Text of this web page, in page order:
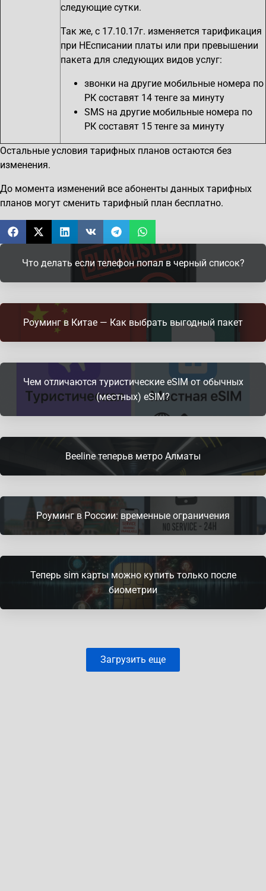
следующие сутки.
Так же, с 17.10.17г. изменяется тарификация
при НЕсписании платы или при превышении
пакета для следующих видов услуг:
звонки на другие мобильные номера по
РК составят 14 тенге за минуту
SMS на другие мобильные номера по
РК составят 15 тенге за минуту
Остальные условия тарифных планов остаются без
изменения.
До момента изменений все абоненты данных тарифных
планов могут сменить тарифный план бесплатно.
Что делать если телефон попал в черный список?
Роуминг в Китае — Как выбрать выгодный пакет
Чем отличаются туристические eSIM от обычных
(местных) eSIM?
Beeline теперьв метро Алматы
Роуминг в России: временные ограничения
Теперь sim карты можно купить только после
биометрии
Загрузить еще